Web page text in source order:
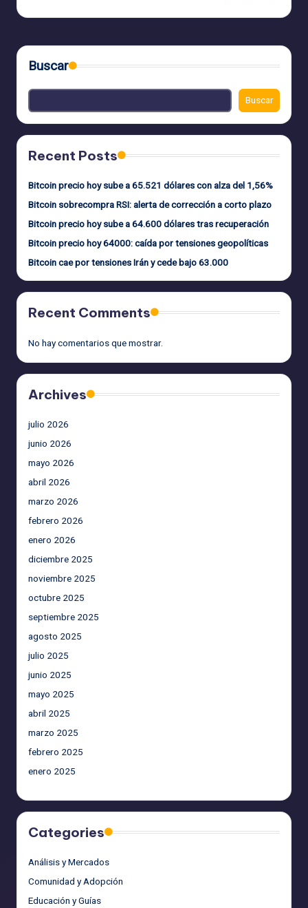
Buscar
Buscar
Recent Posts
Bitcoin precio hoy sube a 65.521 dólares con alza del 1,56%
Bitcoin sobrecompra RSI: alerta de corrección a corto plazo
Bitcoin precio hoy sube a 64.600 dólares tras recuperación
Bitcoin precio hoy 64000: caída por tensiones geopolíticas
Bitcoin cae por tensiones Irán y cede bajo 63.000
Recent Comments
No hay comentarios que mostrar.
Archives
julio 2026
junio 2026
mayo 2026
abril 2026
marzo 2026
febrero 2026
enero 2026
diciembre 2025
noviembre 2025
octubre 2025
septiembre 2025
agosto 2025
julio 2025
junio 2025
mayo 2025
abril 2025
marzo 2025
febrero 2025
enero 2025
Categories
Análisis y Mercados
Comunidad y Adopción
Educación y Guías